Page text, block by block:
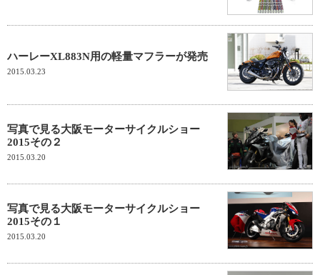
ハーレーXL883N用の軽量マフラーが発売
2015.03.23
写真で見る大阪モーターサイクルショー
2015その２
2015.03.20
写真で見る大阪モーターサイクルショー
2015その１
2015.03.20